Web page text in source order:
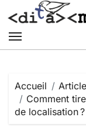
au
contenu
Accueil
Article
Comment
de localisation ?